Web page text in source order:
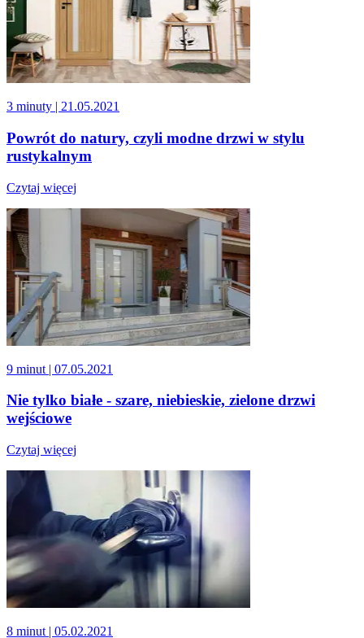
3 minuty | 21.05.2021
Powrót do natury, czyli modne drzwi w stylu
rustykalnym
Czytaj więcej
9 minut | 07.05.2021
Nie tylko białe - szare, niebieskie, zielone drzwi
wejściowe
Czytaj więcej
8 minut | 05.02.2021